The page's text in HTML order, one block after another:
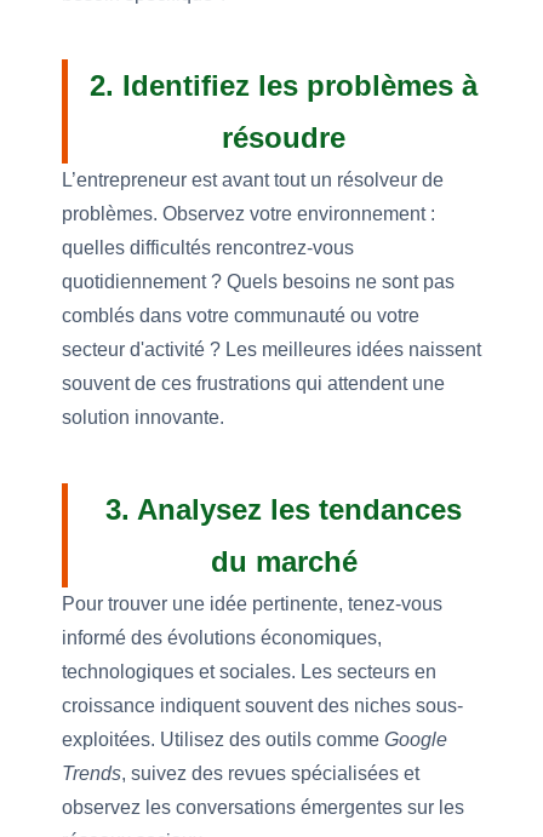
2. Identifiez les problèmes à
résoudre
L’entrepreneur est avant tout un résolveur de
problèmes. Observez votre environnement :
quelles difficultés rencontrez-vous
quotidiennement ? Quels besoins ne sont pas
comblés dans votre communauté ou votre
secteur d'activité ? Les meilleures idées naissent
souvent de ces frustrations qui attendent une
solution innovante.
3. Analysez les tendances
du marché
Pour trouver une idée pertinente, tenez-vous
informé des évolutions économiques,
technologiques et sociales. Les secteurs en
croissance indiquent souvent des niches sous-
exploitées. Utilisez des outils comme Google
Trends, suivez des revues spécialisées et
observez les conversations émergentes sur les